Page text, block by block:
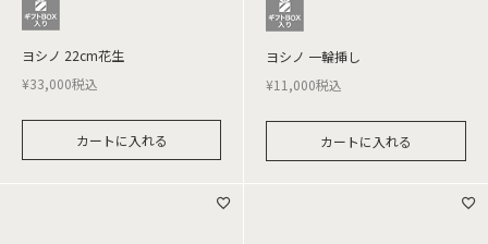
ヨシノ 22cm花生
¥33,000税込
カートに入れる
ヨシノ 一輪挿し
¥11,000税込
カートに入れる